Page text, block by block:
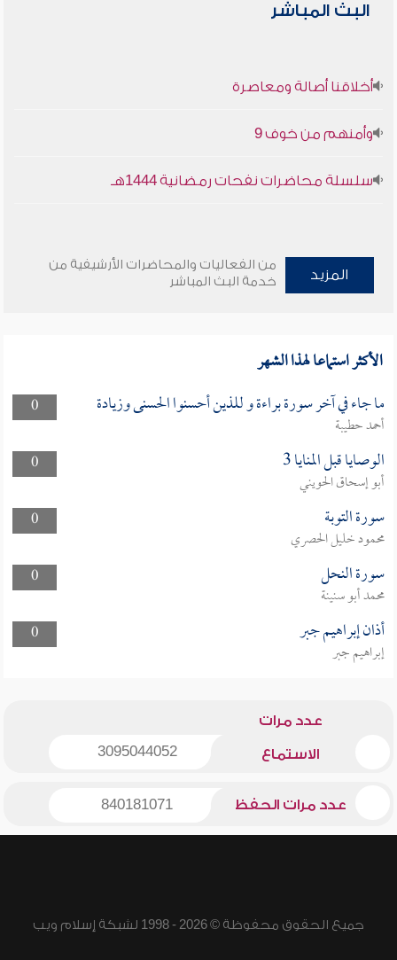
البث المباشر
أخلاقنا أصالة ومعاصرة
وأمنهم من خوف 9
سلسلة محاضرات نفحات رمضانية 1444هـ
المزيد
من الفعاليات والمحاضرات الأرشيفية من
خدمة البث المباشر
الأكثر استماعا لهذا الشهر
0 ما جاء في آخر سورة براءة و للذين أحسنوا الحسنى وزيادة
أحمد حطيبة
0
الوصايا قبل المنايا 3
أبو إسحاق الحويني
0
سورة التوبة
محمود خليل الحصري
0
سورة النحل
محمد أبو سنينة
0
أذان إبراهيم جبر
إبراهيم جبر
عدد مرات
الاستماع 3095044052
عدد مرات الحفظ 840181071
جميع الحقوق محفوظة © 2026 - 1998 لشبكة إسلام ويب